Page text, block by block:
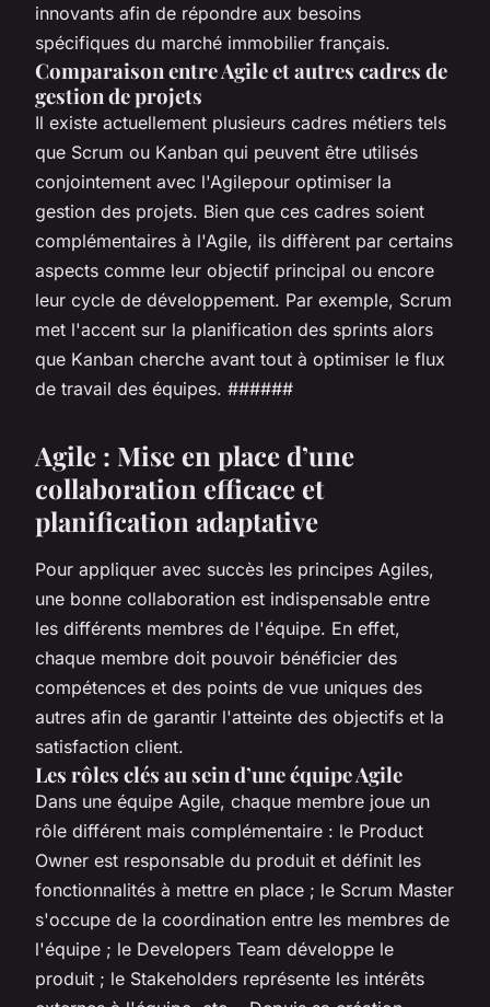
innovants afin de répondre aux besoins
spécifiques du marché immobilier français.
Comparaison entre Agile et autres cadres de
gestion de projets
Il existe actuellement plusieurs cadres métiers tels
que Scrum ou Kanban qui peuvent être utilisés
conjointement avec l'Agilepour optimiser la
gestion des projets. Bien que ces cadres soient
complémentaires à l'Agile, ils diffèrent par certains
aspects comme leur objectif principal ou encore
leur cycle de développement. Par exemple, Scrum
met l'accent sur la planification des sprints alors
que Kanban cherche avant tout à optimiser le flux
de travail des équipes. ######
Agile : Mise en place d’une
collaboration efficace et
planification adaptative
Pour appliquer avec succès les principes Agiles,
une bonne collaboration est indispensable entre
les différents membres de l'équipe. En effet,
chaque membre doit pouvoir bénéficier des
compétences et des points de vue uniques des
autres afin de garantir l'atteinte des objectifs et la
satisfaction client.
Les rôles clés au sein d’une équipe Agile
Dans une équipe Agile, chaque membre joue un
rôle différent mais complémentaire : le Product
Owner est responsable du produit et définit les
fonctionnalités à mettre en place ; le Scrum Master
s'occupe de la coordination entre les membres de
l'équipe ; le Developers Team développe le
produit ; le Stakeholders représente les intérêts